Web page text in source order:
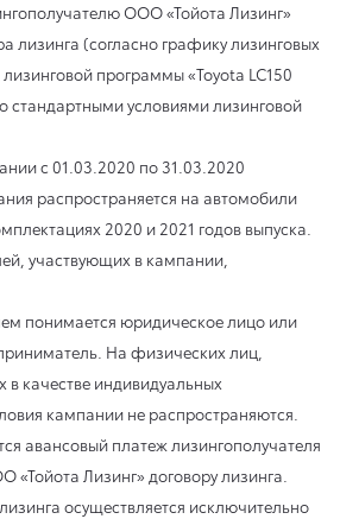
ООО «Тойота Лизинг»
лизинга (согласно графику лизинговых
программы «Toyota LC150
стандартными условиями лизинговой
с 01.03.2020 по 31.03.2020
распространяется на автомобили
2020 и 2021 годов выпуска.
участвующих в кампании,
понимается юридическое лицо или
На физических лиц,
в качестве индивидуальных
кампании не распространяются.
авансовый платеж лизингополучателя
Лизинг» договору лизинга.
осуществляется исключительно